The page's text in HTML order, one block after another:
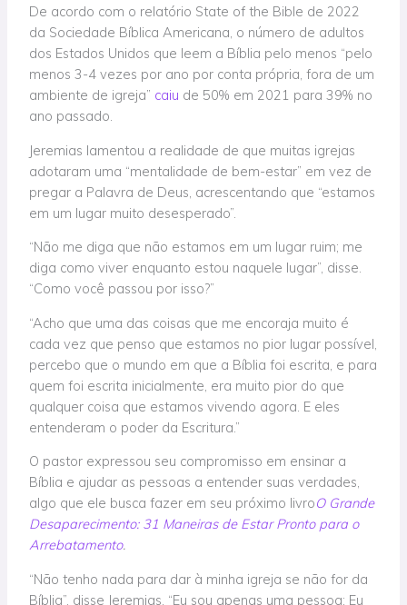
De acordo com o relatório State of the Bible de 2022
da Sociedade Bíblica Americana, o número de adultos
dos Estados Unidos que leem a Bíblia pelo menos “pelo
menos 3-4 vezes por ano por conta própria, fora de um
ambiente de igreja” caiu de 50% em 2021 para 39% no
ano passado.
Jeremias lamentou a realidade de que muitas igrejas
adotaram uma “mentalidade de bem-estar” em vez de
pregar a Palavra de Deus, acrescentando que “estamos
em um lugar muito desesperado”.
“Não me diga que não estamos em um lugar ruim; me
diga como viver enquanto estou naquele lugar”, disse.
“Como você passou por isso?”
“Acho que uma das coisas que me encoraja muito é
cada vez que penso que estamos no pior lugar possível,
percebo que o mundo em que a Bíblia foi escrita, e para
quem foi escrita inicialmente, era muito pior do que
qualquer coisa que estamos vivendo agora. E eles
entenderam o poder da Escritura.”
O pastor expressou seu compromisso em ensinar a
Bíblia e ajudar as pessoas a entender suas verdades,
algo que ele busca fazer em seu próximo livroO Grande
Desaparecimento: 31 Maneiras de Estar Pronto para o
Arrebatamento.
“Não tenho nada para dar à minha igreja se não for da
Bíblia”, disse Jeremias. “Eu sou apenas uma pessoa; Eu